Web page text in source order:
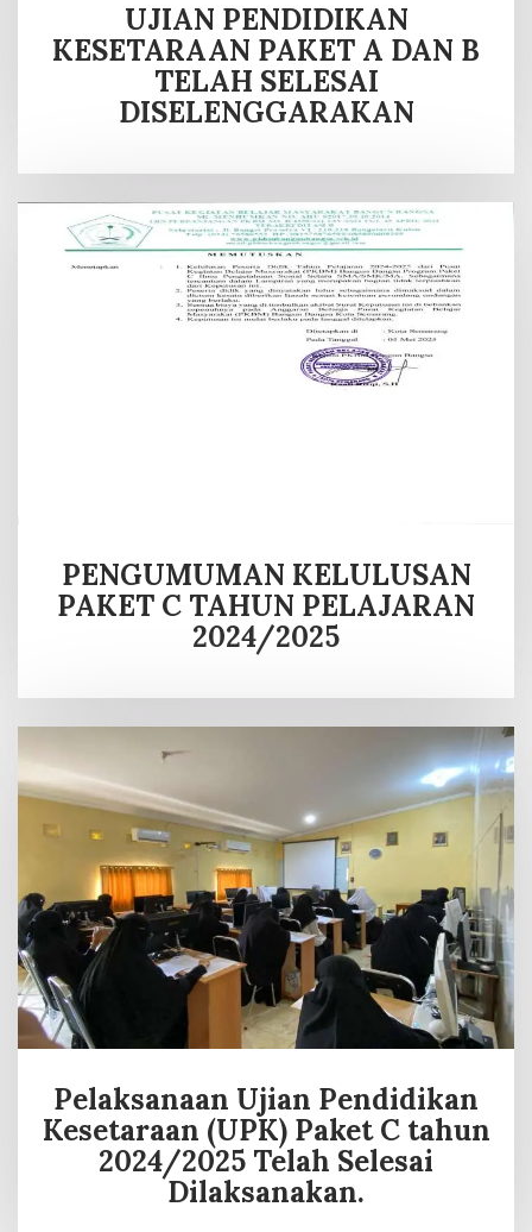
UJIAN PENDIDIKAN
KESETARAAN PAKET A DAN B
TELAH SELESAI
DISELENGGARAKAN
PENGUMUMAN KELULUSAN
PAKET C TAHUN PELAJARAN
2024/2025
Pelaksanaan Ujian Pendidikan
Kesetaraan (UPK) Paket C tahun
2024/2025 Telah Selesai
Dilaksanakan.